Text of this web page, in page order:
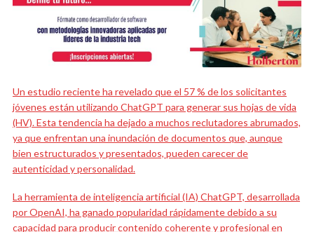
Un estudio reciente ha revelado que el 57 % de los solicitantes
jóvenes están utilizando ChatGPT para generar sus hojas de vida
(HV). Esta tendencia ha dejado a muchos reclutadores abrumados,
ya que enfrentan una inundación de documentos que, aunque
bien estructurados y presentados, pueden carecer de
autenticidad y personalidad.
La herramienta de inteligencia artificial (IA) ChatGPT, desarrollada
por OpenAI, ha ganado popularidad rápidamente debido a su
capacidad para producir contenido coherente y profesional en